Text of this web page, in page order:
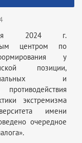
2024 г.
центром по
у
позиции,
и
экстремизма
имени
очередное